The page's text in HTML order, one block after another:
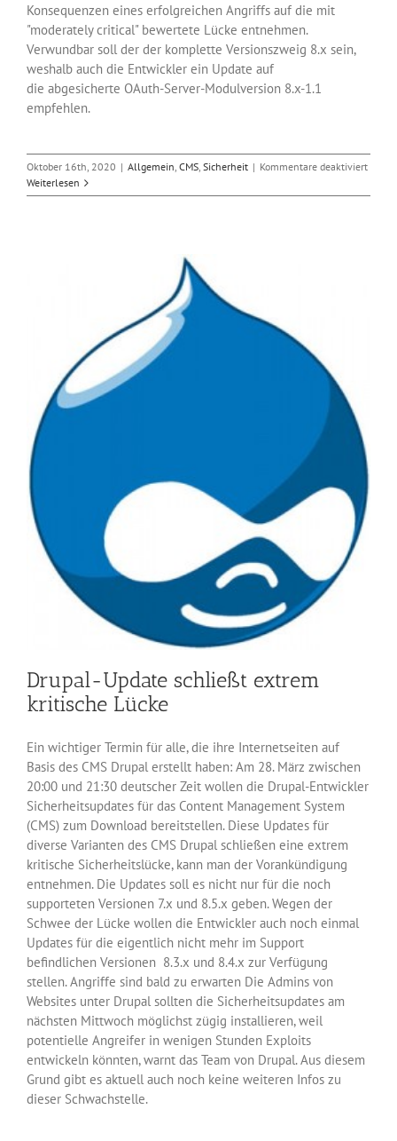
Konsequenzen eines erfolgreichen Angriffs auf die mit
"moderately critical" bewertete Lücke entnehmen.
Verwundbar soll der der komplette Versionszweig 8.x sein,
weshalb auch die Entwickler ein Update auf
die abgesicherte OAuth-Server-Modulversion 8.x-1.1
empfehlen.
Oktober 16th, 2020 | Allgemein, CMS, Sicherheit | Kommentare deaktiviertfür
SQL-
Weiterlesen
Drupal-Update schließt extrem
kritische Lücke
Ein wichtiger Termin für alle, die ihre Internetseiten auf
Basis des CMS Drupal erstellt haben: Am 28. März zwischen
20:00 und 21:30 deutscher Zeit wollen die Drupal-Entwickler
Sicherheitsupdates für das Content Management System
(CMS) zum Download bereitstellen. Diese Updates für
diverse Varianten des CMS Drupal schließen eine extrem
kritische Sicherheitslücke, kann man der Vorankündigung
entnehmen. Die Updates soll es nicht nur für die noch
supporteten Versionen 7.x und 8.5.x geben. Wegen der
Schwee der Lücke wollen die Entwickler auch noch einmal
Updates für die eigentlich nicht mehr im Support
befindlichen Versionen 8.3.x und 8.4.x zur Verfügung
stellen. Angriffe sind bald zu erwarten Die Admins von
Websites unter Drupal sollten die Sicherheitsupdates am
nächsten Mittwoch möglichst zügig installieren, weil
potentielle Angreifer in wenigen Stunden Exploits
entwickeln könnten, warnt das Team von Drupal. Aus diesem
Grund gibt es aktuell auch noch keine weiteren Infos zu
dieser Schwachstelle.